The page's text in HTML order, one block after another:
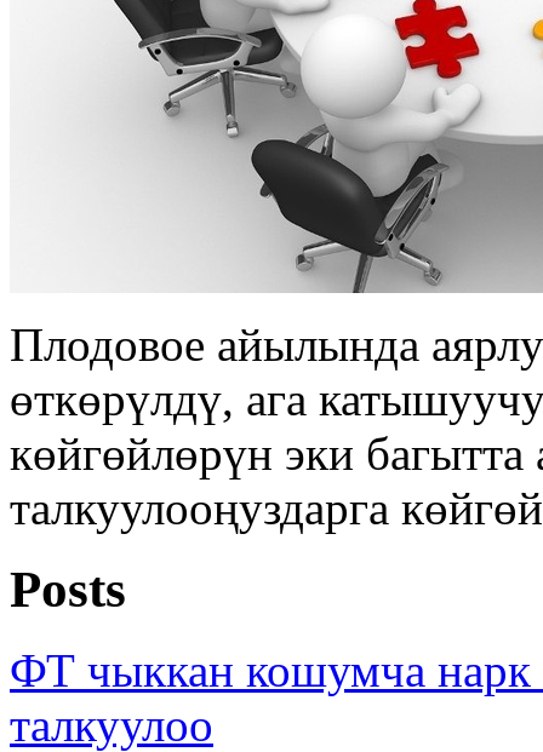
Плодовое айылында
өткөрүлдү, ага
көйгөйлөрүн эки
талкуулооңуздарга
Posts
ФТ чыккан кошумча
талкуулоо